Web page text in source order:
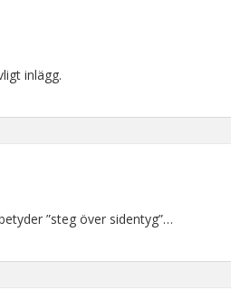
inlägg.
”steg över sidentyg”…